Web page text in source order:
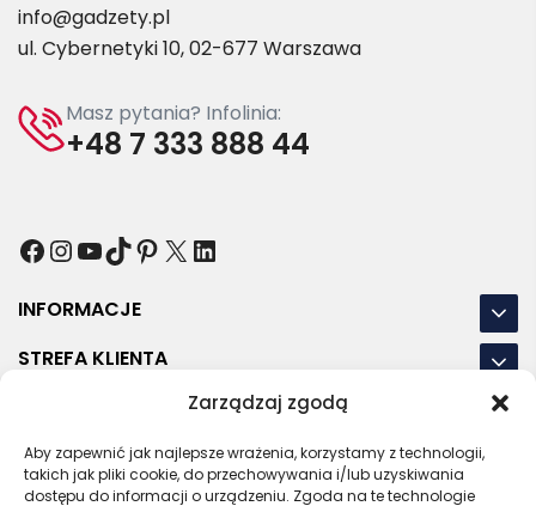
Zarządzaj zgodą
Aby zapewnić jak najlepsze wrażenia, korzystamy z technologii,
takich jak pliki cookie, do przechowywania i/lub uzyskiwania
dostępu do informacji o urządzeniu. Zgoda na te technologie
info@gadzety.pl
ul. Cybernetyki 10, 02-677 Warszawa
Masz pytania? Infolinia:
+48 7 333 888 44
Facebook
Instagram
YouTube
TikTok
Pinterest
X LinkedIn
INFORMACJE
STREFA KLIENTA
NASZE LOKALIZACJE
OSTATNIE POSTY